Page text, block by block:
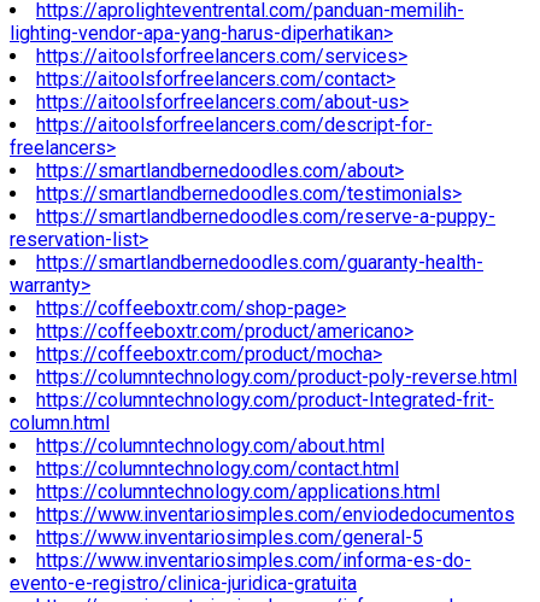
https://aprolighteventrental.com/panduan-memilih-
lighting-vendor-apa-yang-harus-diperhatikan>
https://aitoolsforfreelancers.com/services>
https://aitoolsforfreelancers.com/contact>
https://aitoolsforfreelancers.com/about-us>
https://aitoolsforfreelancers.com/descript-for-
freelancers>
https://smartlandbernedoodles.com/about>
https://smartlandbernedoodles.com/testimonials>
https://smartlandbernedoodles.com/reserve-a-puppy-
reservation-list>
https://smartlandbernedoodles.com/guaranty-health-
warranty>
https://coffeeboxtr.com/shop-page>
https://coffeeboxtr.com/product/americano>
https://coffeeboxtr.com/product/mocha>
https://columntechnology.com/product-poly-reverse.html
https://columntechnology.com/product-Integrated-frit-
column.html
https://columntechnology.com/about.html
https://columntechnology.com/contact.html
https://columntechnology.com/applications.html
https://www.inventariosimples.com/enviodedocumentos
https://www.inventariosimples.com/general-5
https://www.inventariosimples.com/informa-es-do-
evento-e-registro/clinica-juridica-gratuita